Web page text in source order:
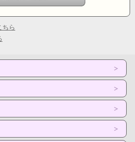
ちら